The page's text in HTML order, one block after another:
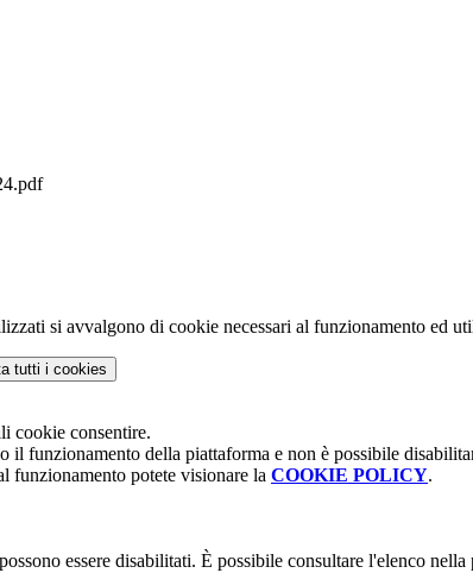
si avvalgono di cookie necessari al funzionamento ed
tutti i cookies
cookie consentire.
il funzionamento della piattaforma e non è possibile
funzionamento potete visionare la COOKIE POLICY.
essere disabilitati. È possibile consultare l'elenco